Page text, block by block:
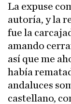
La expuse
autoría, y la
fue la
amando
así que me
había
andaluces
castellano,